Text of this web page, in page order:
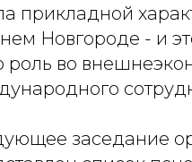
прикладной
Новгороде - и
роль во
заседание